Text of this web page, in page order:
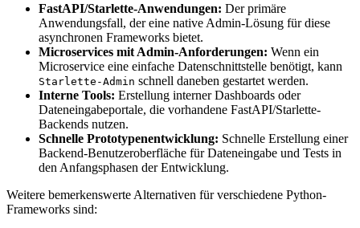
FastAPI/Starlette-Anwendungen: Der primäre
Anwendungsfall, der eine native Admin-Lösung für diese
asynchronen Frameworks bietet.
Microservices mit Admin-Anforderungen: Wenn ein
Microservice eine einfache Datenschnittstelle benötigt, kann
Starlette-Admin schnell daneben gestartet werden.
Interne Tools: Erstellung interner Dashboards oder
Dateneingabeportale, die vorhandene FastAPI/Starlette-
Backends nutzen.
Schnelle Prototypenentwicklung: Schnelle Erstellung einer
Backend-Benutzeroberfläche für Dateneingabe und Tests in
den Anfangsphasen der Entwicklung.
Weitere bemerkenswerte Alternativen für verschiedene Python-
Frameworks sind: